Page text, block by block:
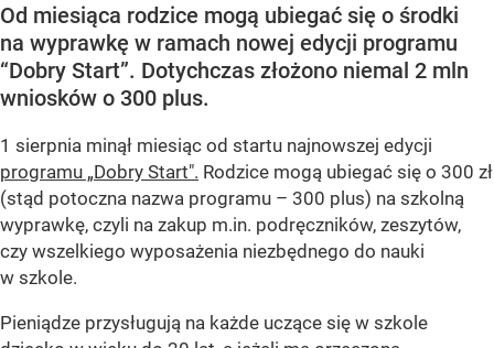
Od miesiąca rodzice mogą ubiegać się o środki
na wyprawkę w ramach nowej edycji programu
“Dobry Start”. Dotychczas złożono niemal 2 mln
wniosków o 300 plus.
1 sierpnia minął miesiąc od startu najnowszej edycji
programu „Dobry Start". Rodzice mogą ubiegać się o 300 zł
(stąd potoczna nazwa programu – 300 plus) na szkolną
wyprawkę, czyli na zakup m.in. podręczników, zeszytów,
czy wszelkiego wyposażenia niezbędnego do nauki
w szkole.
Pieniądze przysługują na każde uczące się w szkole